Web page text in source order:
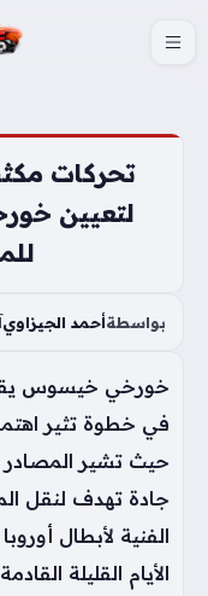
تحركات
لتعيين
بواسطةأحمد الجيزاوي
خورخي خيسوس
في خطوة تثير
حيث تشير
جادة تهدف لنقل
الفنية لأبطال
الأيام القليلة